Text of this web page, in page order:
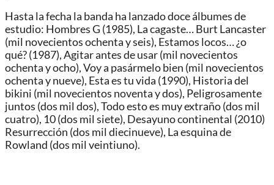
Hasta la fecha la banda ha lanzado doce álbumes de
estudio: Hombres G (1985), La cagaste… Burt Lancaster
(mil novecientos ochenta y seis), Estamos locos… ¿o
qué? (1987), Agitar antes de usar (mil novecientos
ochenta y ocho), Voy a pasármelo bien (mil novecientos
ochenta y nueve), Esta es tu vida (1990), Historia del
bikini (mil novecientos noventa y dos), Peligrosamente
juntos (dos mil dos), Todo esto es muy extraño (dos mil
cuatro), 10 (dos mil siete), Desayuno continental (2010)
Resurrección (dos mil diecinueve), La esquina de
Rowland (dos mil veintiuno).